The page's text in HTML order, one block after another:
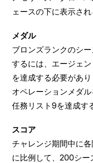
ェースの下に表示され
メダル
ブロンズランクのシ
するには、エージェ
を達成する必要があ
オペレーションメダ
任務リスト9を達成す
スコア
チャレンジ期間中に
に比例して、200シー